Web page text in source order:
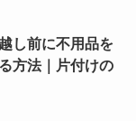
し前に不用品を
方法｜片付けの